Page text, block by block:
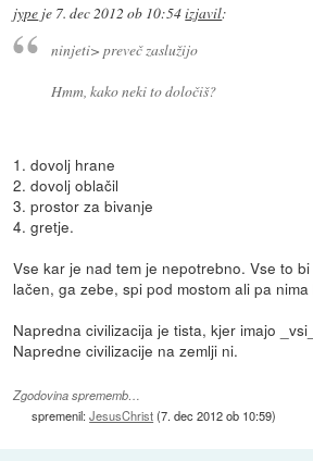
jype je 7. dec 2012 ob 10:54izjavil:
ninjeti> preveč zaslužijo
Hmm, kako neki to določiš?
1. dovolj hrane
2. dovolj oblačil
3. prostor za bivanje
4. gretje.
Vse kar je nad tem je nepotrebno. Vse to
lačen, ga zebe, spi pod mostom ali pa
Napredna civilizacija je tista, kjer imajo
Napredne civilizacije na zemlji ni.
Zgodovina sprememb…
spremenil:JesusChrist(7. dec 2012 ob 10:59)